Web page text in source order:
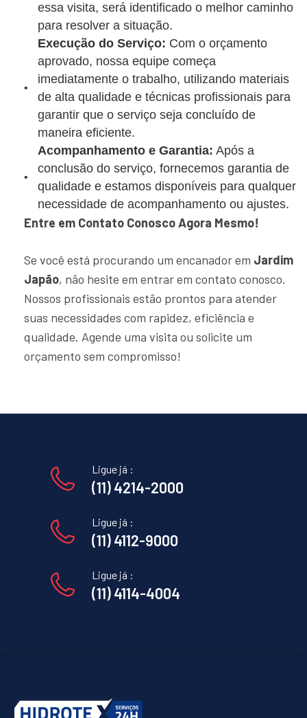
essa visita, será identificado o melhor caminho
para resolver a situação.
Execução do Serviço: Com o orçamento
aprovado, nossa equipe começa
imediatamente o trabalho, utilizando materiais
de alta qualidade e técnicas profissionais para
garantir que o serviço seja concluído de
maneira eficiente.
Acompanhamento e Garantia: Após a
conclusão do serviço, fornecemos garantia de
qualidade e estamos disponíveis para qualquer
necessidade de acompanhamento ou ajustes.
Entre em Contato Conosco Agora Mesmo!
Se você está procurando um encanador em Jardim
Japão, não hesite em entrar em contato conosco.
Nossos profissionais estão prontos para atender
suas necessidades com rapidez, eficiência e
qualidade. Agende uma visita ou solicite um
orçamento sem compromisso!
Ligue já :
(11) 4214-2000
Ligue já :
(11) 4112-9000
Ligue já :
(11) 4114-4004